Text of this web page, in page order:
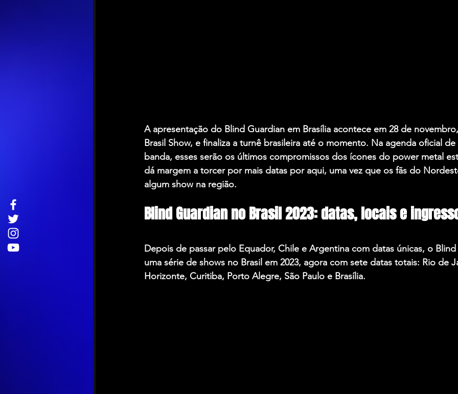
A apresentação do Blind Guardian em Brasília acontece em 28 de
Brasil Show, e finaliza a turnê brasileira até o momento. Na agenda oficial
banda, esses serão os últimos compromissos dos ícones do power metal
dá margem a torcer por mais datas por aqui, uma vez que os fãs do
algum show na região.
Blind Guardian no Brasil 2023: datas, locais e
Depois de passar pelo Equador, Chile e Argentina com datas únicas, o
uma série de shows no Brasil em 2023, agora com sete datas totais: Rio de
Horizonte, Curitiba, Porto Alegre, São Paulo e Brasília.